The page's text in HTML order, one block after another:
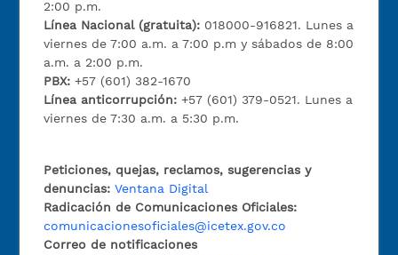
2:00 p.m.
Línea Nacional (gratuita): 018000-916821. Lunes a
viernes de 7:00 a.m. a 7:00 p.m y sábados de 8:00
a.m. a 2:00 p.m.
PBX:+57 (601) 382-1670
Línea anticorrupción:+57 (601) 379-0521. Lunes a
viernes de 7:30 a.m. a 5:30 p.m.
Peticiones, quejas, reclamos, sugerencias y
denuncias: Ventana Digital
Radicación de Comunicaciones Oficiales:
comunicacionesoficiales@icetex.gov.co
Correo de notificaciones